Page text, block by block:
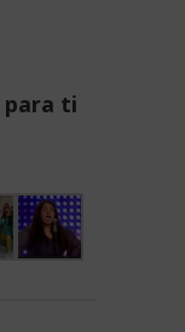
para ti